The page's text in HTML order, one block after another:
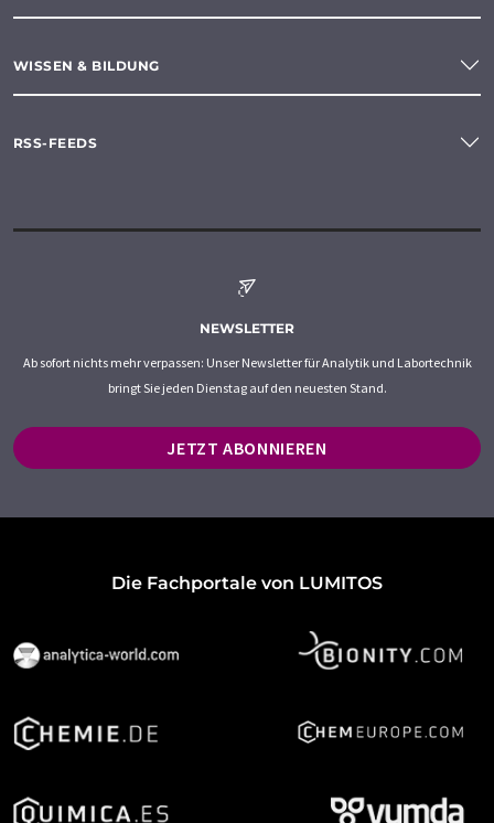
WISSEN & BILDUNG
RSS-FEEDS
NEWSLETTER
Ab sofort nichts mehr verpassen: Unser Newsletter für Analytik und Labortechnik
bringt Sie jeden Dienstag auf den neuesten Stand.
JETZT ABONNIEREN
Die Fachportale von LUMITOS